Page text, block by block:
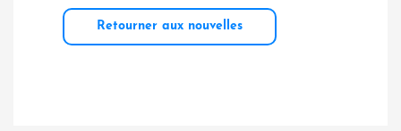
Retourner aux nouvelles